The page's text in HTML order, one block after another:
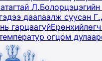
Л.Болорцэцэгийн
даапаалж
гарцаагүй
огцом